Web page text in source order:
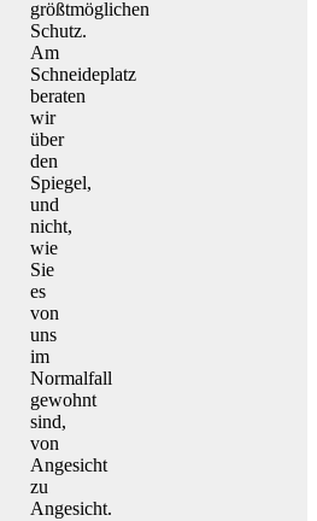
größtmöglichen
Schutz.
Am
Schneideplatz
beraten
wir
über
den
Spiegel,
und
nicht,
wie
Sie
es
von
uns
im
Normalfall
gewohnt
sind,
von
Angesicht
zu
Angesicht.